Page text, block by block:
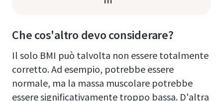
Che cos'altro devo considerare?
Il solo BMI può talvolta non essere totalmente
corretto. Ad esempio, potrebbe essere
normale, ma la massa muscolare potrebbe
essere significativamente troppo bassa. D'altra